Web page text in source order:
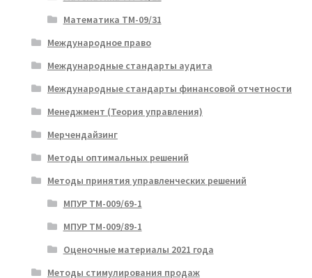
Математика ТМ-09/31
Международное право
Международные стандарты аудита
Международные стандарты финансовой отчетности
Менеджмент (Теория управления)
Мерчендайзинг
Методы оптимальных решений
Методы принятия управленческих решений
МПУР ТМ-009/69-1
МПУР ТМ-009/89-1
Оценочные материалы 2021 года
Методы стимулирования продаж